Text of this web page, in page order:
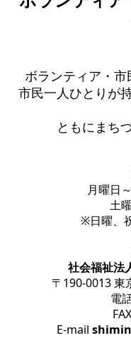
ボランティア・
市民一人ひとりが
ともにまち
月曜日
土
※日曜、
社会福祉法
〒190-0013 東
電
E-mail